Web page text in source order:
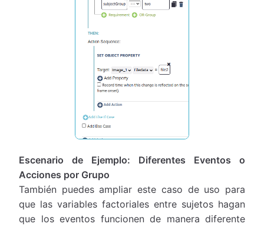
Escenario de Ejemplo: Diferentes Eventos o
Acciones por Grupo
También puedes ampliar este caso de uso para
que las variables factoriales entre sujetos hagan
que los eventos funcionen de manera diferente